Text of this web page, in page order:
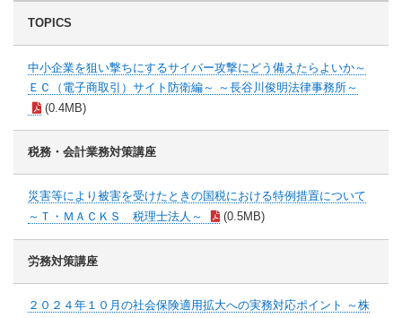
TOPICS
中小企業を狙い撃ちにするサイバー攻撃にどう備えたらよいか～
ＥＣ（電子商取引）サイト防衛編～ ～長谷川俊明法律事務所～
(0.4MB)
税務・会計業務対策講座
災害等により被害を受けたときの国税における特例措置について
～Ｔ・ＭＡＣＫＳ 税理士法人～
(0.5MB)
労務対策講座
２０２４年１０月の社会保険適用拡大への実務対応ポイント ～株